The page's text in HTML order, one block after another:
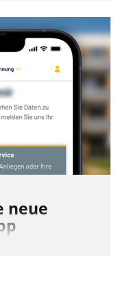
Gewobag
Einsicht
Zur
auf
und Startup-
agile
neue